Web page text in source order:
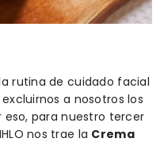
rutina de cuidado facial
a nosotros los
eso, para nuestro tercer
nos trae la Crema